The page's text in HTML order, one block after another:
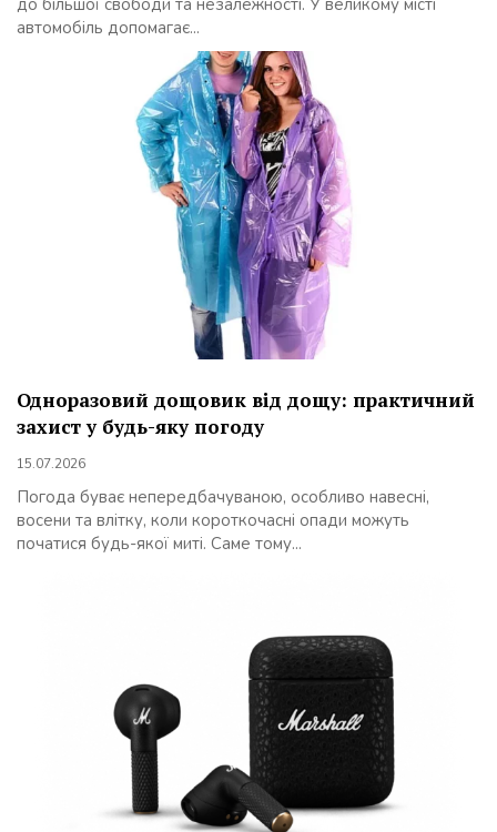
автомобіль допомагає...
Одноразовий дощовик від дощу: практичний
захист у будь-яку погоду
15.07.2026
Погода буває непередбачуваною, особливо навесні,
восени та влітку, коли короткочасні опади можуть
початися будь-якої миті. Саме тому...